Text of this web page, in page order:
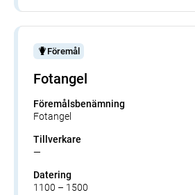
Föremål
Fotangel
Föremålsbenämning
Fotangel
Tillverkare
—
Datering
1100 – 1500